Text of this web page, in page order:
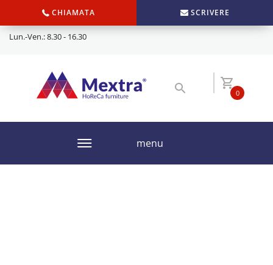
CHIAMATA SCRIVERE
Lun.-Ven.: 8.30 - 16.30
0
menu